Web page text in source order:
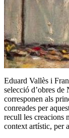
Eduard Vallès i
selecció d’obres de
corresponen als
conreades per
recull les creacions
context artístic, per